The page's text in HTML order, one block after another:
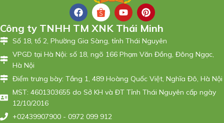
Công ty TNHH TM XNK Thái Minh
Số 18, tổ 2, Phường Gia Sàng, tỉnh Thái Nguyên
VPGD tại Hà Nội: số 18, ngõ 166 Phạm Văn Đồng, Đông Ngạc,
Hà Nội
Điểm trưng bày: Tầng 1, 489 Hoàng Quốc Việt, Nghĩa Đô, Hà Nội
MST: 4601303655 do Sở KH và ĐT Tỉnh Thái Nguyên cấp ngày
12/10/2016
+02439907900 - 0972 099 912